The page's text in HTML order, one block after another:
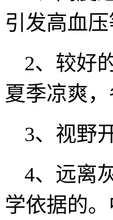
引发高血压
2、 较好
夏季凉爽，
3、 视野
4、 远离
学依据的